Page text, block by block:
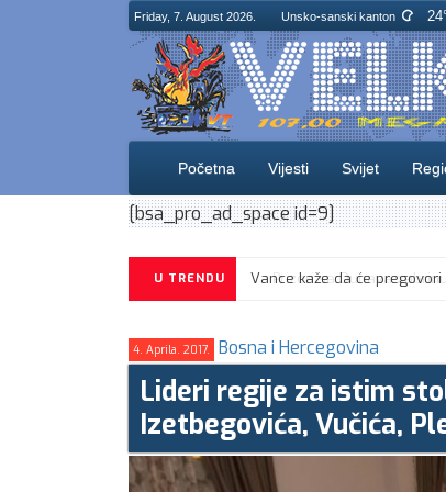
Friday, 7. August 2026. Unsko-sanski kanton
Početna Vijesti Svijet
[bsa_pro_ad_space id=9]
U TRENDU
4. Aprila. 2017. Bosna i Hercegovina
Lideri regije za istim
Izetbegovića, Vučića,